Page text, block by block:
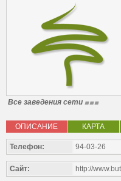
Все заведения сети
ОПИСАНИЕ КАРТА
Телефон: 94-03-26
Сайт: http://